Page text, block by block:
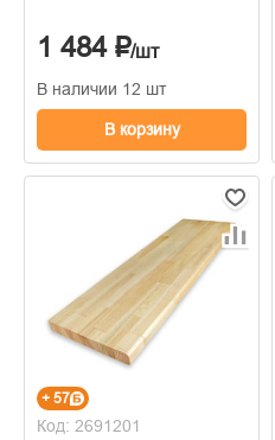
1 484 ₽/шт
В наличии 12 шт
В корзину
+ 57
Код: 2691201